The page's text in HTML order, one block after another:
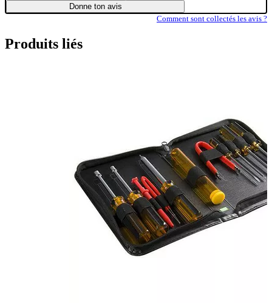
Donne ton avis
Comment sont collectés les avis ?
Produits liés